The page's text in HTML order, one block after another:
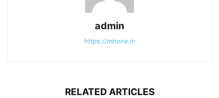
admin
https://mhone.in
RELATED ARTICLES